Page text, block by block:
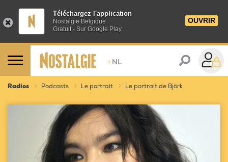
Téléchargez l'application
Nostalgie Belgique
Gratuit - Sur Google Play
OUVRIR
> NL
Radios Podcasts Le portrait Le portrait de Björk